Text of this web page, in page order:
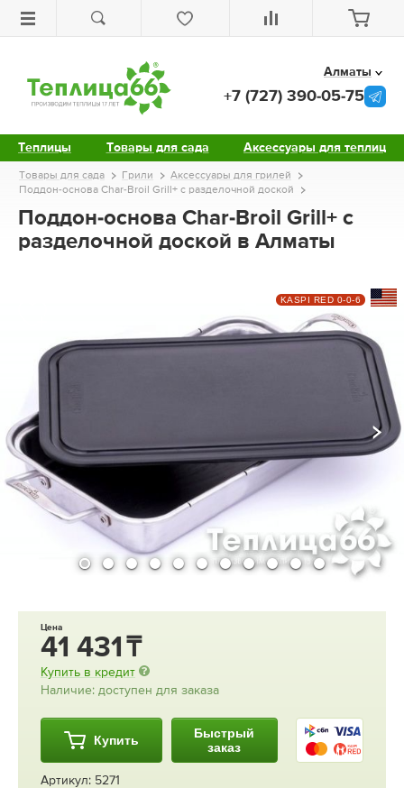
Теплицы Товары для сада Аксессуары для теплиц
Алматы
+7 (727) 390-05-75
Товары для сада Грили
Аксессуары для грилей
Поддон-основа Char-Broil Grill+ с разделочной доской
Поддон-основа Char-Broil Grill+ с
разделочной доской в Алматы
KASPI RED 0-0-6
Цена
41 431
Купить в кредит
Наличие: доступен для заказа
Купить
Быстрый
заказ
Артикул: 5271